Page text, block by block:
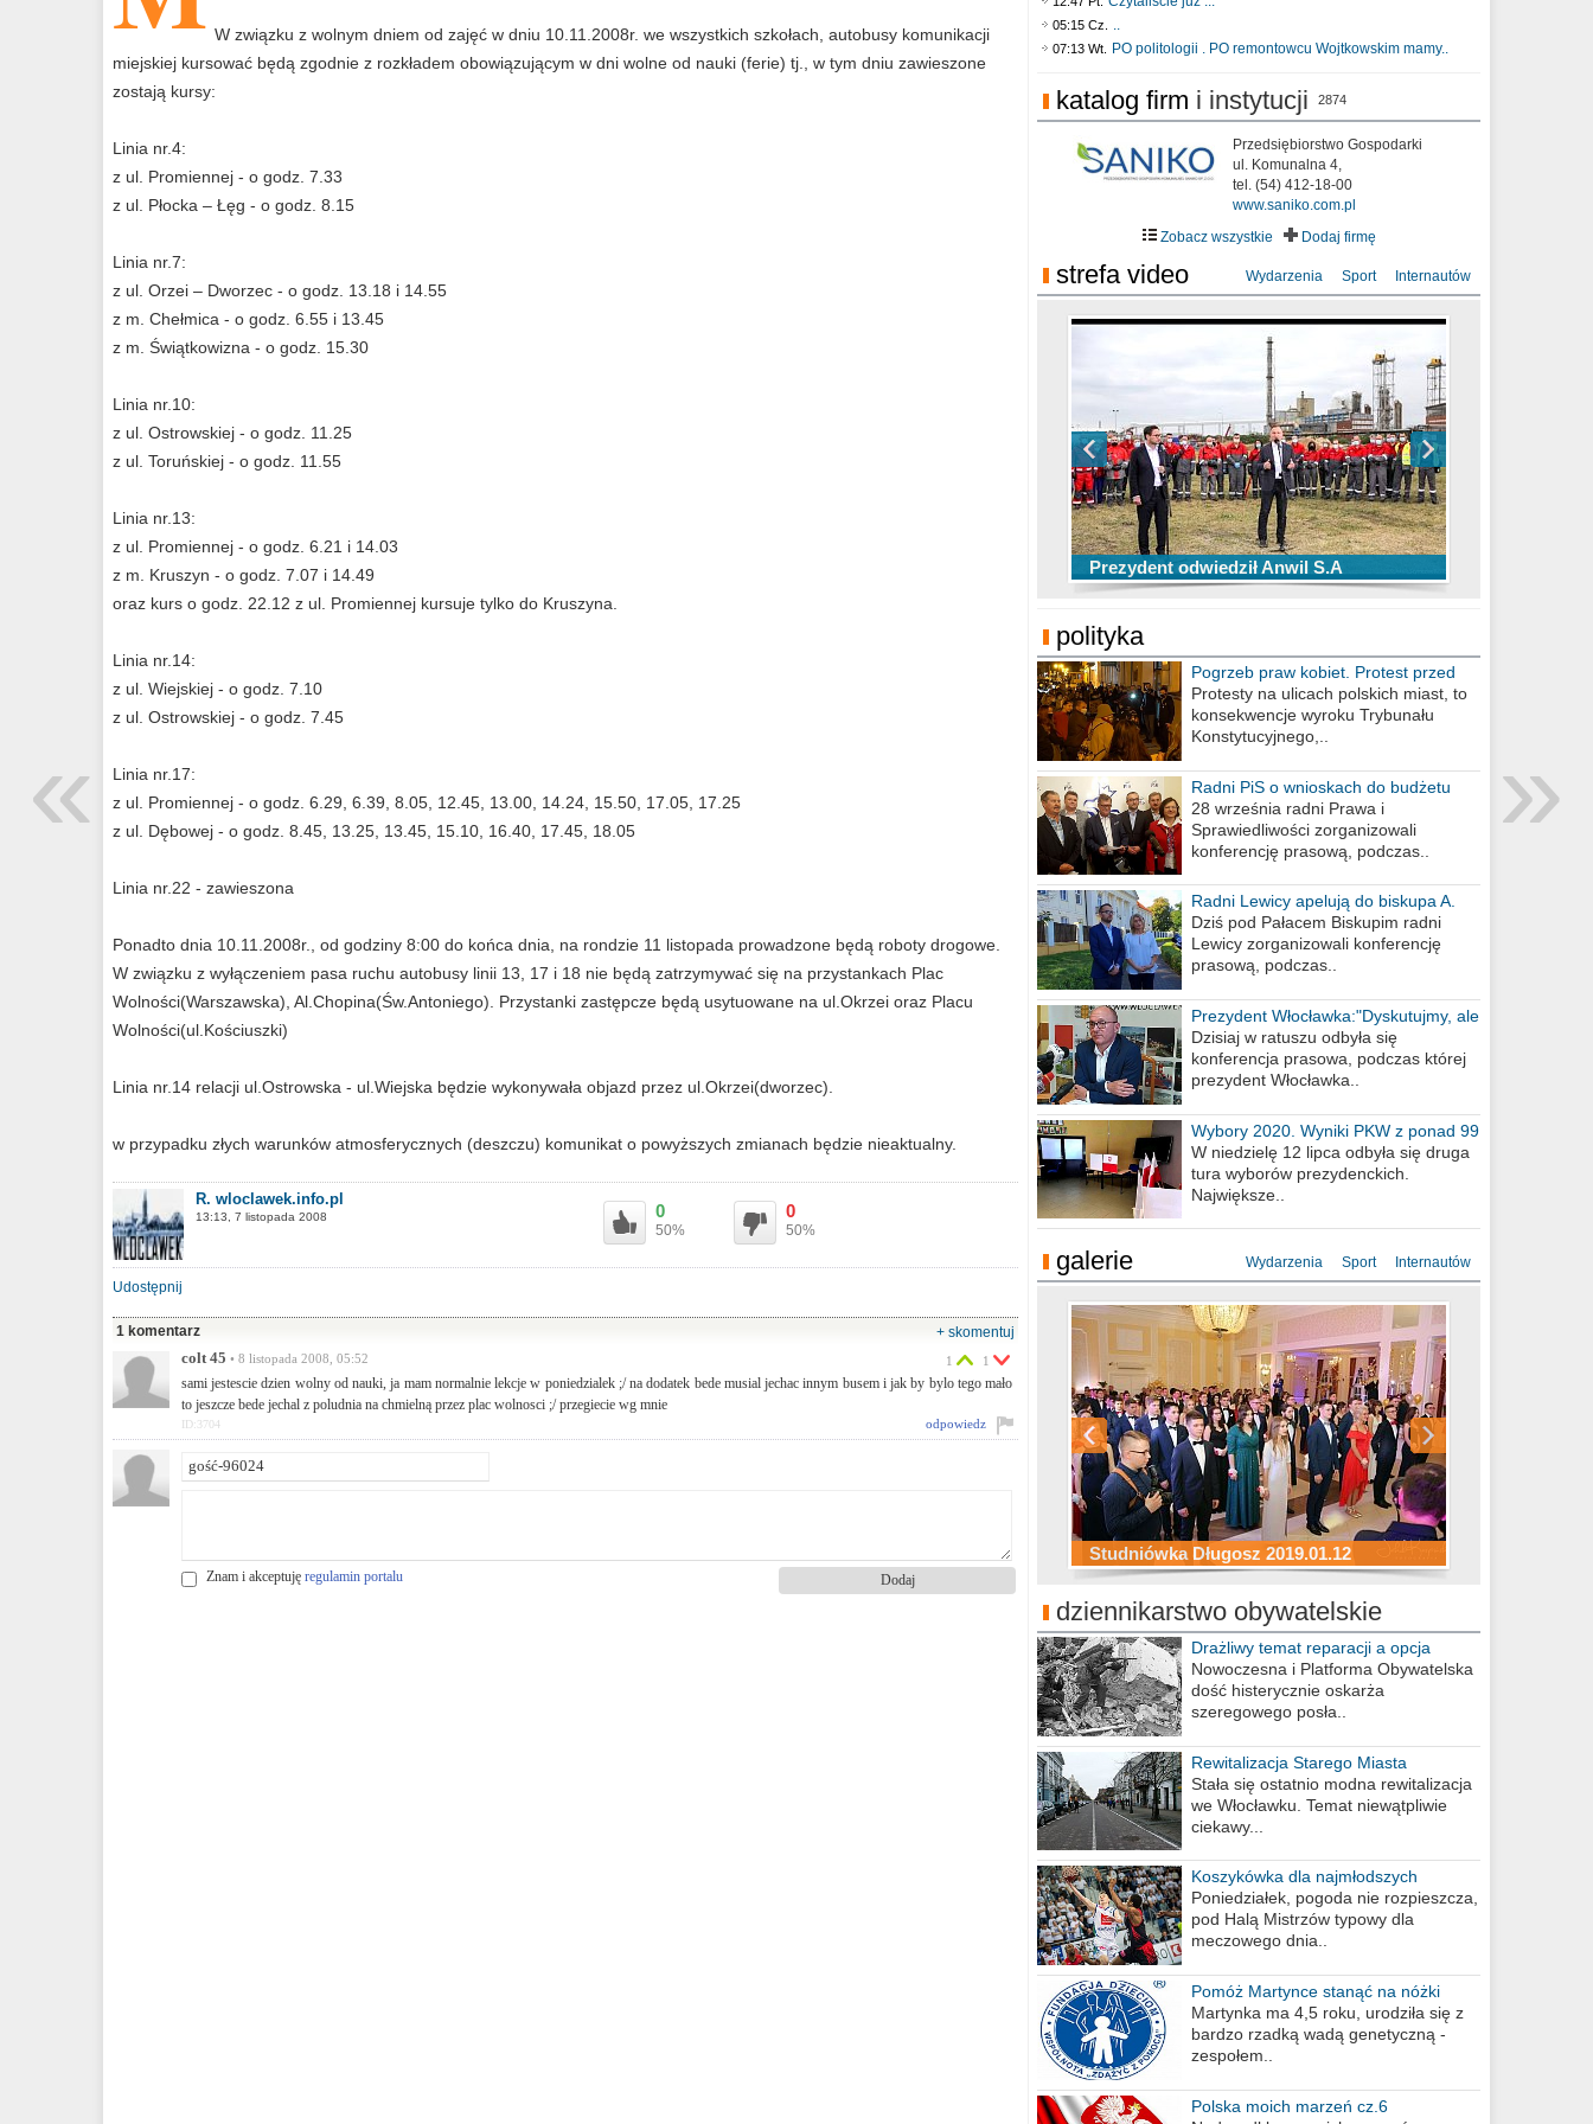
W związku z wolnym dniem od zajęć w dniu 10.11.2008r. we wszystkich szkołach, autobusy komunikacji
miejskiej kursować będą zgodnie z rozkładem obowiązującym w dni wolne od nauki (ferie) tj., w tym dniu zawieszone
zostają kursy:
Linia nr.4:
z ul. Promiennej - o godz. 7.33
z ul. Płocka – Łęg - o godz. 8.15
Linia nr.7:
z ul. Orzei – Dworzec - o godz. 13.18 i 14.55
z m. Chełmica - o godz. 6.55 i 13.45
z m. Świątkowizna - o godz. 15.30
Linia nr.10:
z ul. Ostrowskiej - o godz. 11.25
z ul. Toruńskiej - o godz. 11.55
Linia nr.13:
z ul. Promiennej - o godz. 6.21 i 14.03
z m. Kruszyn - o godz. 7.07 i 14.49
oraz kurs o godz. 22.12 z ul. Promiennej kursuje tylko do Kruszyna.
Linia nr.14:
z ul. Wiejskiej - o godz. 7.10
z ul. Ostrowskiej - o godz. 7.45
Linia nr.17:
z ul. Promiennej - o godz. 6.29, 6.39, 8.05, 12.45, 13.00, 14.24, 15.50, 17.05, 17.25
z ul. Dębowej - o godz. 8.45, 13.25, 13.45, 15.10, 16.40, 17.45, 18.05
Linia nr.22 - zawieszona
Ponadto dnia 10.11.2008r., od godziny 8:00 do końca dnia, na rondzie 11 listopada prowadzone będą roboty drogowe.
W związku z wyłączeniem pasa ruchu autobusy linii 13, 17 i 18 nie będą zatrzymywać się na przystankach Plac
Wolności(Warszawska), Al.Chopina(Św.Antoniego). Przystanki zastępcze będą usytuowane na ul.Okrzei oraz Placu
Wolności(ul.Kościuszki)
Linia nr.14 relacji ul.Ostrowska - ul.Wiejska będzie wykonywała objazd przez ul.Okrzei(dworzec).
w przypadku złych warunków atmosferycznych (deszczu) komunikat o powyższych zmianach będzie nieaktualny.
R. wloclawek.info.pl
13:13, 7 listopada 2008 0
50%
0
50%
Udostępnij
1 komentarz
+ skomentuj
colt 45 • 8 listopada 2008, 05:52
sami jestescie dzien wolny od nauki, ja mam normalnie lekcje w poniedzialek ;/ na dodatek bede musial jechac innym busem i jak by bylo tego mało
to jeszcze bede jechal z poludnia na chmielną przez plac wolnosci ;/ przegiecie wg mnie
1 1
odpowiedz
ID:3704
Znam i akceptuję regulamin portalu
05:15 Cz. ..
07:13 Wt. PO politologii . PO remontowcu Wojtkowskim mamy..
katalog firm i instytucji 2874
Przedsiębiorstwo Gospodarki
ul. Komunalna 4,
tel. (54) 412-18-00
www.saniko.com.pl
Zobacz wszystkie
Dodaj firmę
strefa video Wydarzenia Sport Internautów
Prezydent odwiedził Anwil S.A
TOP 10 przechwytów Anwilu Włocławek
w EBL w sezonie 2019/2020
TOP 5 rzutów Anwilu Włocławek w BCL
w sezonie 2019/2020
Ni To Ponk - W oczach mamy strach
sixf33t .Last Year DRONE FOOTAGE
Włocławek
XXIII Sesja Rady Miasta Włocławek VIII
kadencji w dniu 09.06.2020 r.
polityka
Pogrzeb praw kobiet. Protest przed
biurem poselskim PiS
Protesty na ulicach polskich miast, to
konsekwencje wyroku Trybunału
Konstytucyjnego,..
Radni PiS o wnioskach do budżetu
miasta na 2021 rok
28 września radni Prawa i
Sprawiedliwości zorganizowali
konferencję prasową, podczas..
Radni Lewicy apelują do biskupa A.
Wiesława Meringa
Dziś pod Pałacem Biskupim radni
Lewicy zorganizowali konferencję
prasową, podczas..
Prezydent Włocławka:"Dyskutujmy, ale
nie obrażajmy się”
Dzisiaj w ratuszu odbyła się
konferencja prasowa, podczas której
prezydent Włocławka..
Wybory 2020. Wyniki PKW z ponad 99
procent obwodów
W niedzielę 12 lipca odbyła się druga
tura wyborów prezydenckich.
Największe..
galerie Wydarzenia Sport Internautów
Studniówka Długosz 2019.01.12
ZS Budowlanych 2019.01.12
Studniówka LZK 2019.01.11
Studniówka Kopernik 2019.01.11
Studniówka LMK 2019.01.05
Studniówka ZS Ekonomicznych
2019.01.05
dziennikarstwo obywatelskie
Drażliwy temat reparacji a opcja
berlińska
Nowoczesna i Platforma Obywatelska
dość histerycznie oskarża
szeregowego posła..
Rewitalizacja Starego Miasta
Stała się ostatnio modna rewitalizacja
we Włocławku. Temat niewątpliwie
ciekawy...
Koszykówka dla najmłodszych
Poniedziałek, pogoda nie rozpieszcza,
pod Halą Mistrzów typowy dla
meczowego dnia..
Pomóż Martynce stanąć na nóżki
Martynka ma 4,5 roku, urodziła się z
bardzo rzadką wadą genetyczną -
zespołem..
Polska moich marzeń cz.6
»
«